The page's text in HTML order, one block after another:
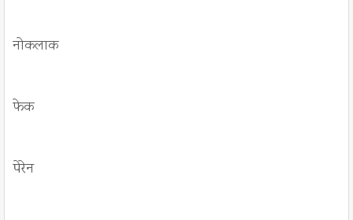
नोकलाक
फेक
पेरेन